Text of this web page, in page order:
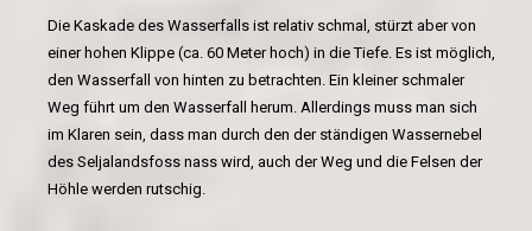
Die Kaskade des Wasserfalls ist relativ schmal, stürzt aber von
einer hohen Klippe (ca. 60 Meter hoch) in die Tiefe. Es ist möglich,
den Wasserfall von hinten zu betrachten. Ein kleiner schmaler
Weg führt um den Wasserfall herum. Allerdings muss man sich
im Klaren sein, dass man durch den der ständigen Wassernebel
des Seljalandsfoss nass wird, auch der Weg und die Felsen der
Höhle werden rutschig.